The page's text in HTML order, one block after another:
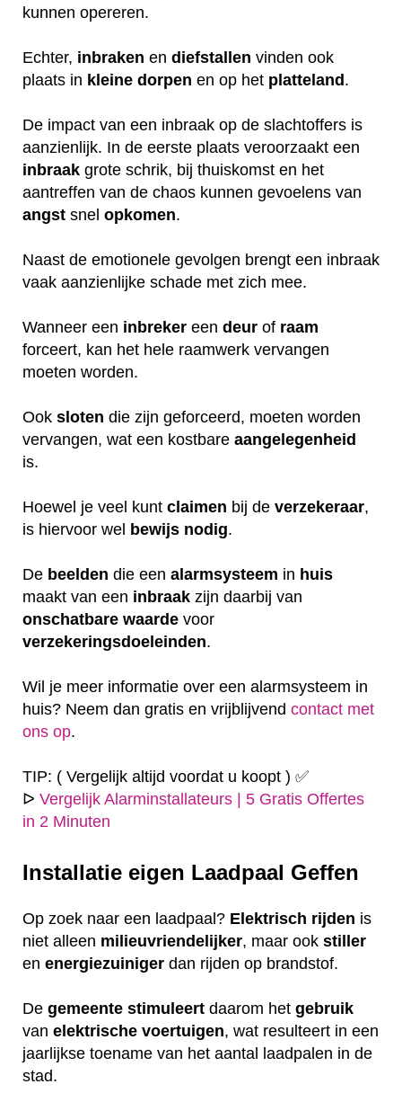
kunnen opereren.
Echter, inbraken en diefstallen vinden ook
plaats in kleine dorpen en op het platteland.
De impact van een inbraak op de slachtoffers is
aanzienlijk. In de eerste plaats veroorzaakt een
inbraak grote schrik, bij thuiskomst en het
aantreffen van de chaos kunnen gevoelens van
angst snel opkomen.
Naast de emotionele gevolgen brengt een inbraak
vaak aanzienlijke schade met zich mee.
Wanneer een inbreker een deur of raam
forceert, kan het hele raamwerk vervangen
moeten worden.
Ook sloten die zijn geforceerd, moeten worden
vervangen, wat een kostbare aangelegenheid
is.
Hoewel je veel kunt claimen bij de verzekeraar,
is hiervoor wel bewijs nodig.
De beelden die een alarmsysteem in huis
maakt van een inbraak zijn daarbij van
onschatbare waarde voor
verzekeringsdoeleinden.
Wil je meer informatie over een alarmsysteem in
huis? Neem dan gratis en vrijblijvend contact met
ons op.
TIP: ( Vergelijk altijd voordat u koopt ) ✅
ᐅ Vergelijk Alarminstallateurs | 5 Gratis Offertes
in 2 Minuten
Installatie eigen Laadpaal Geffen
Op zoek naar een laadpaal? Elektrisch rijden is
niet alleen milieuvriendelijker, maar ook stiller
en energiezuiniger dan rijden op brandstof.
De gemeente stimuleert daarom het gebruik
van elektrische voertuigen, wat resulteert in een
jaarlijkse toename van het aantal laadpalen in de
stad.